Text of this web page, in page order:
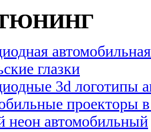
глазки
3d логотипы
проекторы
неон автомобильный